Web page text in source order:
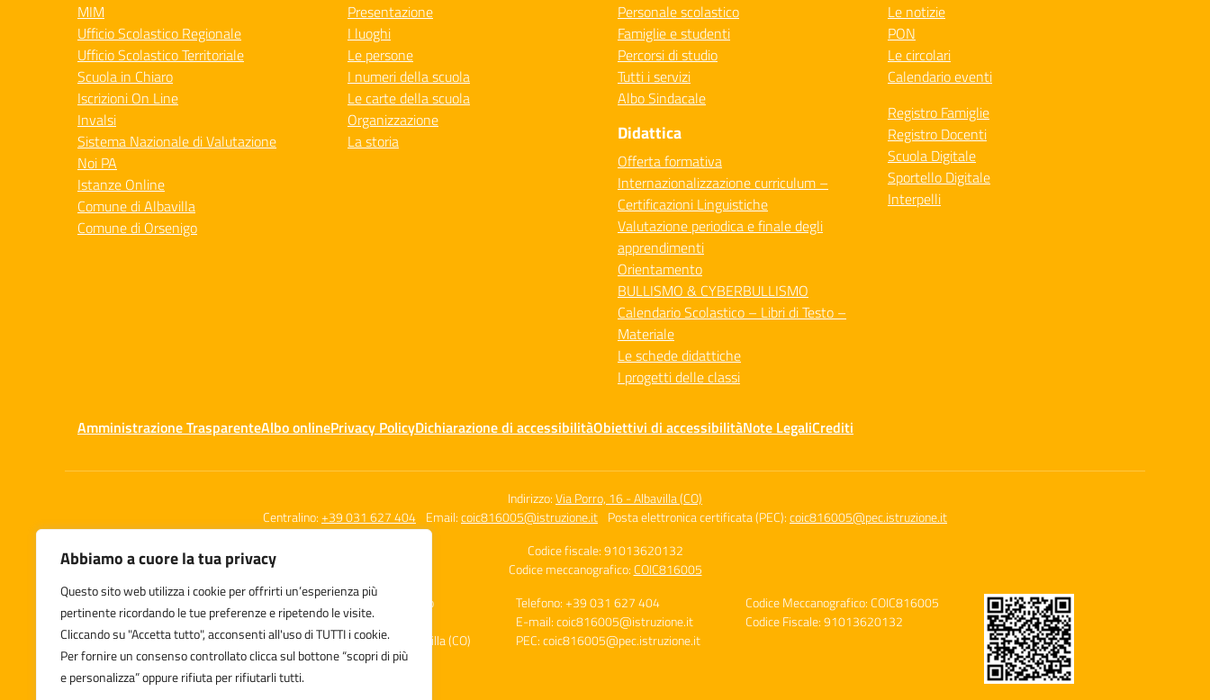
Abbiamo a cuore la tua privacy
Questo sito web utilizza i cookie per offrirti un’esperienza più
pertinente ricordando le tue preferenze e ripetendo le visite.
Cliccando su "Accetta tutto", acconsenti all'uso di TUTTI i cookie.
Per fornire un consenso controllato clicca sul bottone “scopri di più
e personalizza” oppure rifiuta per rifiutarli tutti.
MIM
Ufficio Scolastico Regionale
Ufficio Scolastico Territoriale
Scuola in Chiaro
Iscrizioni On Line
Invalsi
Sistema Nazionale di Valutazione
Noi PA
Istanze Online
Comune di Albavilla
Comune di Orsenigo
Presentazione
I luoghi
Le persone
I numeri della scuola
Le carte della scuola
Organizzazione
La storia
Personale scolastico
Famiglie e studenti
Percorsi di studio
Tutti i servizi
Albo Sindacale
Didattica
Offerta formativa
Internazionalizzazione curriculum –
Certificazioni Linguistiche
Valutazione periodica e finale degli
apprendimenti
Orientamento
BULLISMO & CYBERBULLISMO
Calendario Scolastico – Libri di Testo –
Materiale
Le schede didattiche
I progetti delle classi
Le notizie
PON
Le circolari
Calendario eventi
Registro Famiglie
Registro Docenti
Scuola Digitale
Sportello Digitale
Interpelli
Amministrazione TrasparenteAlbo onlinePrivacy PolicyDichiarazione di accessibilitàObiettivi di accessibilitàNote LegaliCrediti
Indirizzo:Via Porro, 16 - Albavilla (CO)
Centralino:+39 031 627 404 Email:coic816005@istruzione.it Posta elettronica certificata (PEC):coic816005@pec.istruzione.it
Codice fiscale: 91013620132
Codice meccanografico:COIC816005
Istituto Comprensivo
Albavilla
Via Porro, 16 - Albavilla (CO)
Telefono: +39 031 627 404
E-mail: coic816005@istruzione.it
PEC: coic816005@pec.istruzione.it
Codice Meccanografico: COIC816005
Codice Fiscale: 91013620132